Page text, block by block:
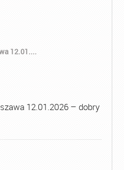
12.01....
12.01.2026 – dobry